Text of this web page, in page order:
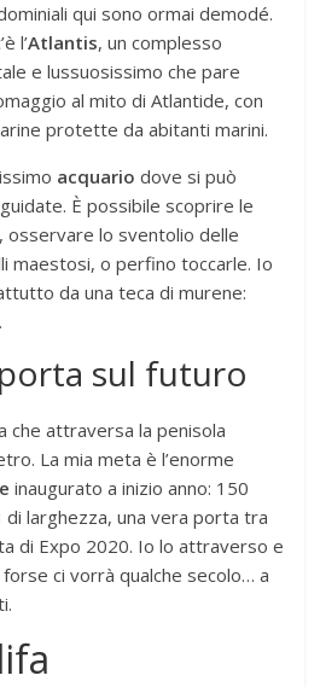
qui sono ormai demodé.
l’Atlantis, un complesso
e lussuosissimo che pare
al mito di Atlantide, con
protette da abitanti marini.
acquario dove si può
È possibile scoprire le
osservare lo sventolio delle
maestosi, o perfino toccarle. Io
da una teca di murene:
sul futuro
che attraversa la penisola
La mia meta è l’enorme
inaugurato a inizio anno: 150
larghezza, una vera porta tra
di Expo 2020. Io lo attraverso e
ci vorrà qualche secolo… a